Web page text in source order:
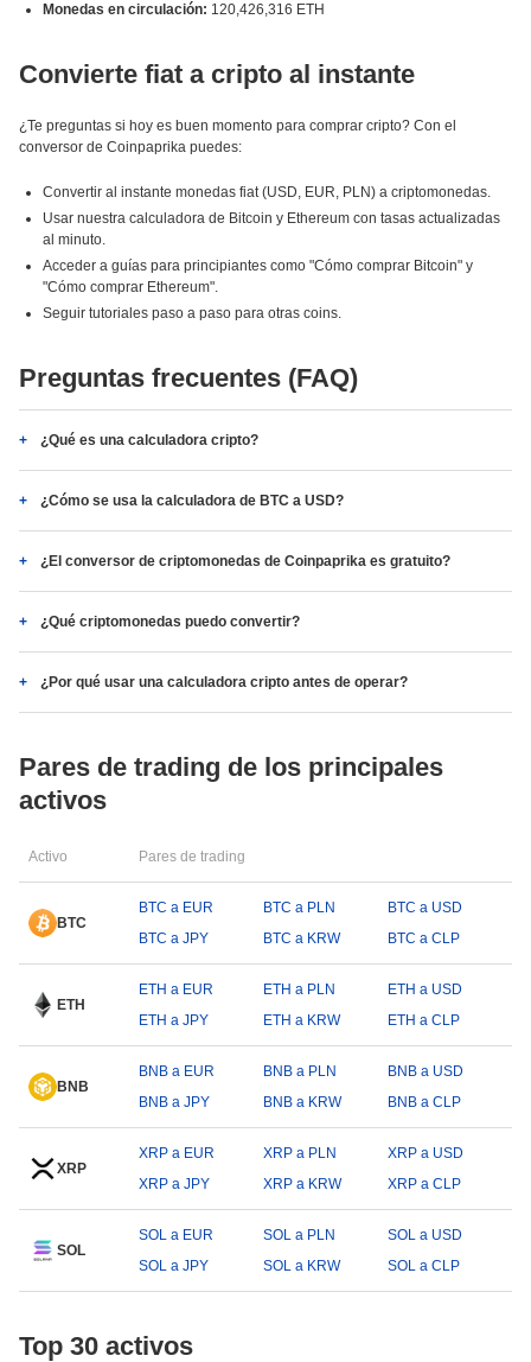
Monedas en circulación: 120,426,316 ETH
Convierte fiat a cripto al instante
¿Te preguntas si hoy es buen momento para comprar cripto? Con el
conversor de Coinpaprika puedes:
Convertir al instante monedas fiat (USD, EUR, PLN) a criptomonedas.
Usar nuestra calculadora de Bitcoin y Ethereum con tasas actualizadas
al minuto.
Acceder a guías para principiantes como "Cómo comprar Bitcoin" y
"Cómo comprar Ethereum".
Seguir tutoriales paso a paso para otras coins.
Preguntas frecuentes (FAQ)
¿Qué es una calculadora cripto?
¿Cómo se usa la calculadora de BTC a USD?
¿El conversor de criptomonedas de Coinpaprika es gratuito?
¿Qué criptomonedas puedo convertir?
¿Por qué usar una calculadora cripto antes de operar?
Pares de trading de los principales
activos
Activo Pares de trading
BTC
BTC a EUR BTC a PLN
BTC a USD
BTC a JPY
BTC a KRW BTC a CLP
ETH
ETH a EUR ETH a PLN
ETH a USD
ETH a JPY
ETH a KRW ETH a CLP
BNB
BNB a EUR BNB a PLN
BNB a USD
BNB a JPY
BNB a KRW BNB a CLP
XRP
XRP a EUR XRP a PLN
XRP a USD
XRP a JPY
XRP a KRW XRP a CLP
SOL
SOL a EUR SOL a PLN
SOL a USD
SOL a JPY
SOL a KRW SOL a CLP
Top 30 activos